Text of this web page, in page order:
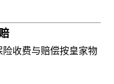
收费与赔偿按皇家物